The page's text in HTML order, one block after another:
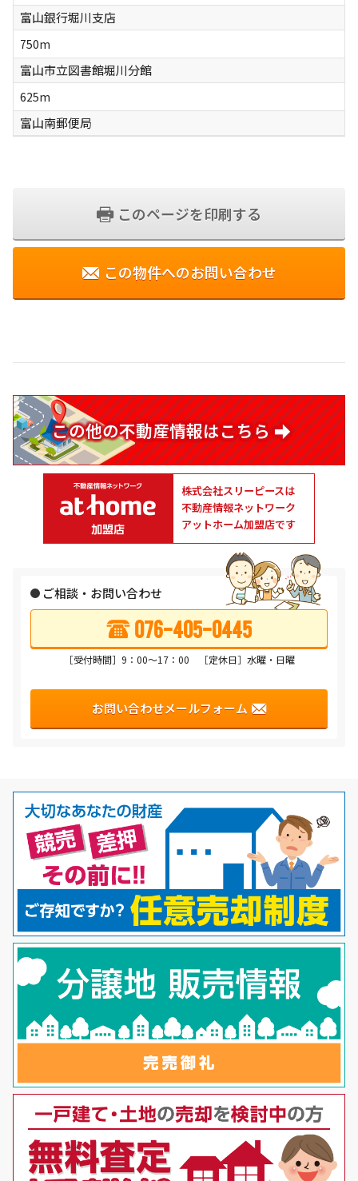
富山銀行堀川支店
750m
富山市立図書館堀川分館
625m
富山南郵便局
このページを印刷する
この物件へのお問い合わせ
この他の不動産情報はこちら
株式会社スリーピースは
不動産情報ネットワーク
アットホーム加盟店です
ご相談・お問い合わせ
076-405-0445
［受付時間］9：00〜17：00 ［定休日］水曜・日曜
お問い合わせメールフォーム